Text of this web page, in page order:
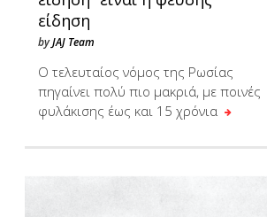
είδηση
byJAJ Team
Ο τελευταίος νόμος της Ρωσίας
πηγαίνει πολύ πιο μακριά, με ποινές
φυλάκισης έως και 15 χρόνια